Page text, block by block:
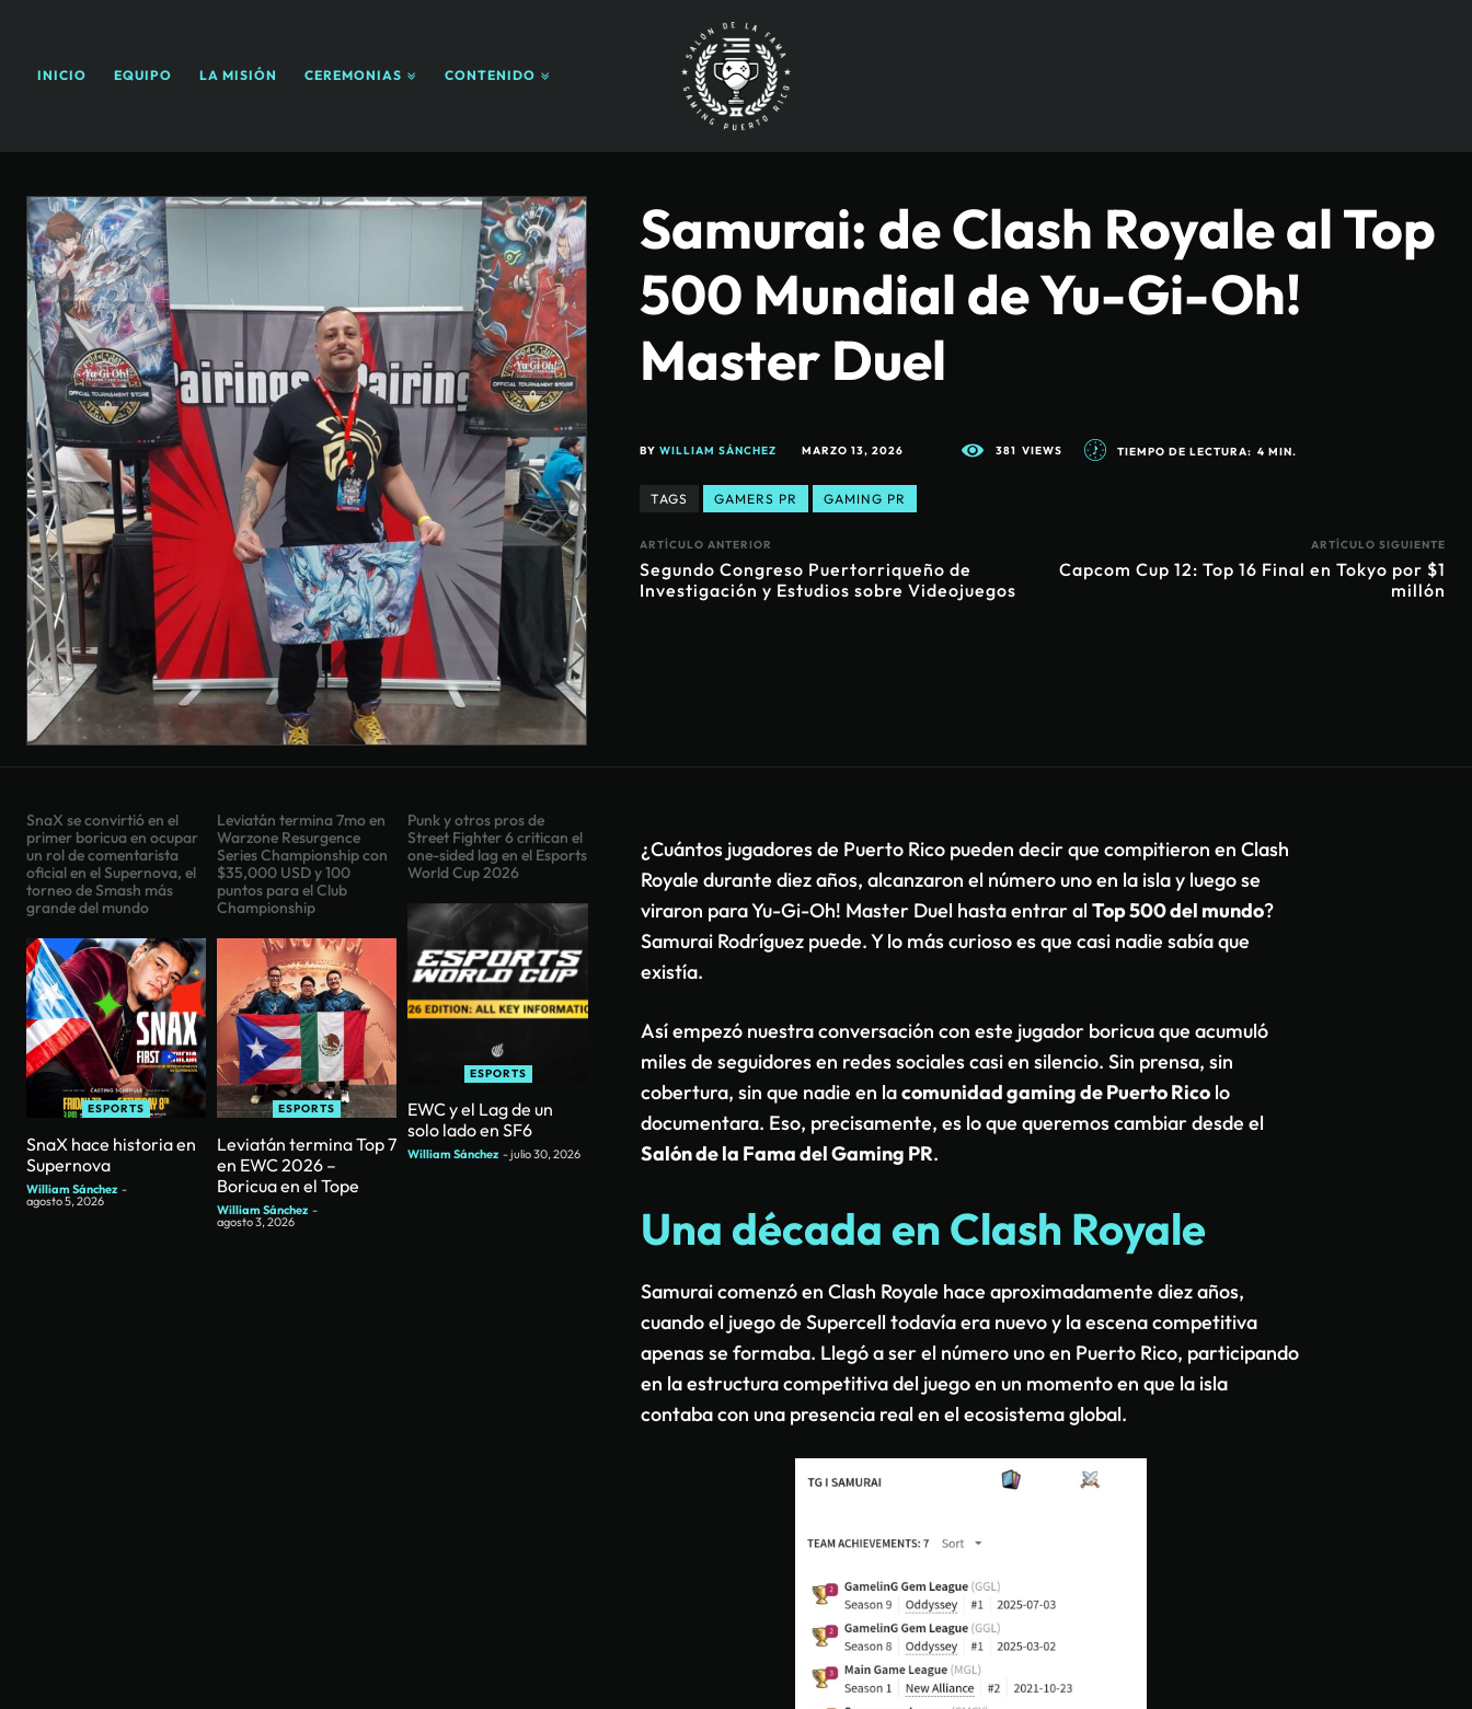
INICIO EQUIPO LA MISIÓN CEREMONIAS CONTENIDO
Samurai: de Clash Royale al Top
500 Mundial de Yu-Gi-Oh!
Master Duel
BY WILLIAM SÁNCHEZ MARZO 13, 2026 381 VIEWS TIEMPO DE LECTURA: 4 MIN.
TAGS GAMERS PR GAMING PR
ARTÍCULO ANTERIOR
Segundo Congreso Puertorriqueño de
Investigación y Estudios sobre Videojuegos
ARTÍCULO SIGUIENTE
Capcom Cup 12: Top 16 Final en Tokyo por $1
millón
SnaX se convirtió en el
primer boricua en ocupar
un rol de comentarista
oficial en el Supernova, el
torneo de Smash más
grande del mundo
ESPORTS
SnaX hace historia en
Supernova
William Sánchez -
agosto 5, 2026
Leviatán termina 7mo en
Warzone Resurgence
Series Championship con
$35,000 USD y 100
puntos para el Club
Championship
ESPORTS
Leviatán termina Top 7
en EWC 2026 –
Boricua en el Tope
William Sánchez -
agosto 3, 2026
Punk y otros pros de
Street Fighter 6 critican el
one-sided lag en el Esports
World Cup 2026
ESPORTS
EWC y el Lag de un
solo lado en SF6
William Sánchez -julio 30, 2026
¿Cuántos jugadores de Puerto Rico pueden decir que compitieron en Clash
Royale durante diez años, alcanzaron el número uno en la isla y luego se
viraron para Yu-Gi-Oh! Master Duel hasta entrar al Top 500 del mundo?
Samurai Rodríguez puede. Y lo más curioso es que casi nadie sabía que
existía.
Así empezó nuestra conversación con este jugador boricua que acumuló
miles de seguidores en redes sociales casi en silencio. Sin prensa, sin
cobertura, sin que nadie en lacomunidad gaming de Puerto Ricolo
documentara. Eso, precisamente, es lo que queremos cambiar desde el
Salón de la Fama del Gaming PR.
Una década en Clash Royale
Samurai comenzó en Clash Royale hace aproximadamente diez años,
cuando el juego de Supercell todavía era nuevo y la escena competitiva
apenas se formaba. Llegó a ser el número uno en Puerto Rico, participando
en la estructura competitiva del juego en un momento en que la isla
contaba con una presencia real en el ecosistema global.